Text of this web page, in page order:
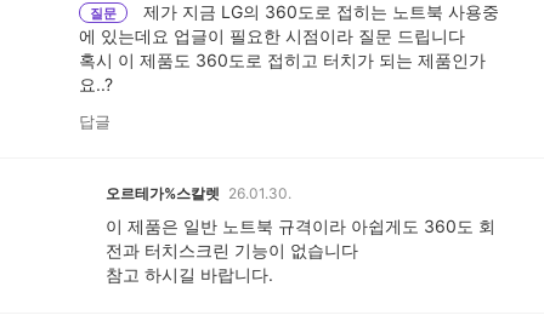
질문
제가 지금 LG의 360도로 접히는 노트북 사용중
에 있는데요 업글이 필요한 시점이라 질문 드립니다
혹시 이 제품도 360도로 접히고 터치가 되는 제품인가
요..?
답글
오르테가%스칼렛 26.01.30.
이 제품은 일반 노트북 규격이라 아쉽게도 360도 회
전과 터치스크린 기능이 없습니다
참고 하시길 바랍니다.